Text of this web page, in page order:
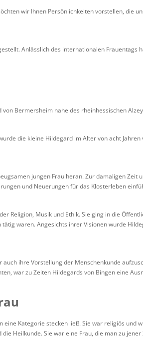
wir Ihnen Persönlichkeiten vorstellen, die
Anlässlich des internationalen Frauentags
Bermersheim nahe des rheinhessischen
die kleine Hildegard im Alter von acht
jungen Frau heran. Zur damaligen Zeit
und Neuerungen für das Klosterleben
Religion, Musik und Ethik. Sie ging in die
waren. Angesichts ihrer Visionen wurde
ihre Vorstellung der Menschenkunde
war zu Zeiten Hildegards von Bingen eine
eine Kategorie stecken ließ. Sie war religiös und
Heilkunde. Sie war eine Frau, die man zu